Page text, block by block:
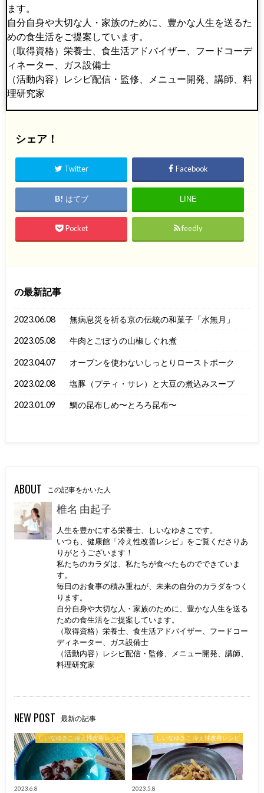
ます。
自分自身や大切な人・家族のために、豊かな人生を送るた
めの食生活をご提案しています。
（取得資格）栄養士、食生活アドバイザー、フードコーデ
ィネーター、ガス設備士
（活動内容）レシピ配信・監修、メニュー開発、講師、料
理研究家
シェア！
Twitter Facebook
はてブ LINE
Pocket feedly
の最新記事
2023.06.08 無病息災を祈る京の伝統の和菓子「水無月」
2023.05.08 牛肉とごぼうの山椒しぐれ煮
2023.04.07 オーブンを使わないしっとりローストポーク
2023.02.08 塩豚（プティ・サレ）と大豆の煮込みスープ
2023.01.09 鯛の昆布しめ〜とろろ昆布〜
ABOUT この記事をかいた人
椎名 由起子
人生を豊かにする栄養士、しいなゆきこです。
いつも、健康館「冷え性改善レシピ」をご覧くださりあ
りがとうございます！
私たちのカラダは、私たちが食べたものでできていま
す。
毎日のお食事の積み重ねが、未来の自分のカラダをつく
ります。
自分自身や大切な人・家族のために、豊かな人生を送る
ための食生活をご提案しています。
（取得資格）栄養士、食生活アドバイザー、フードコー
ディネーター、ガス設備士
（活動内容）レシピ配信・監修、メニュー開発、講師、
料理研究家
NEW POST 最新の記事
しいなゆきこ 冷え性改善レシピ
2023.6.8
しいなゆきこ 冷え性改善レシピ
2023.5.8